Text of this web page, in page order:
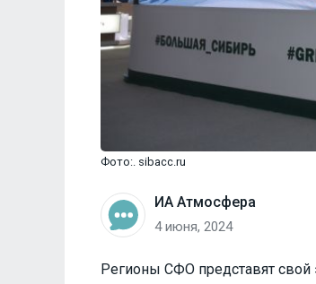
Фото:. sibacc.ru
ИА Атмосфера
4 июня, 2024
Регионы СФО представят свой